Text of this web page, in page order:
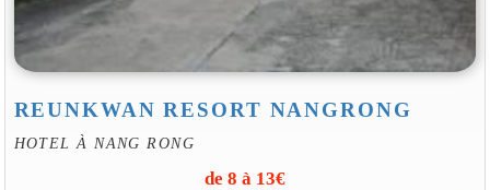
REUNKWAN RESORT NANGRONG
HOTEL À NANG RONG
de 8 à 13€